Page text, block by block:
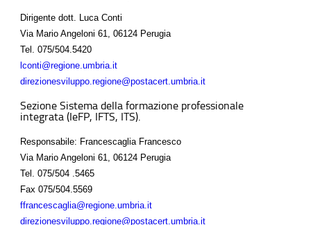
Dirigente dott. Luca Conti
Via Mario Angeloni 61, 06124 Perugia
Tel.
075/504.5420
lconti@regione.umbria.it
direzionesviluppo.regione@postacert.umbria.it
Sezione Sistema della formazione professionale
integrata (IeFP, IFTS, ITS).
Responsabile: Francescaglia Francesco
Via Mario Angeloni 61, 06124 Perugia
Tel.
075/504 .5465
Fax 075/504.5569
ffrancescaglia@regione.umbria.it
direzionesviluppo.regione@postacert.umbria.it